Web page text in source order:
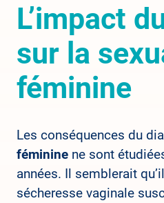
L’impact
sur la
féminine
Les conséquences du
fémininene sont
années. Il semblerait
sécheresse vaginale